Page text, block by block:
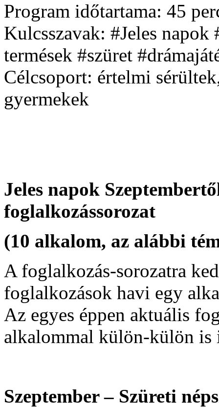
Program időtartama: 45
Kulcsszavak: #Jeles napok
termések #szüret
Célcsoport: értelmi
gyermekek
Jeles napok
foglalkozássorozat
(10 alkalom, az alábbi
A foglalkozás-sorozatra
foglalkozások havi egy
Az egyes éppen aktuális
alkalommal külön-külön is
Szeptember – Szüreti